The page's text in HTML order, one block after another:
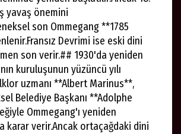
yavaş önemini
son Ommegang **1785
Devrimi ise eski dini
son verir.## 1930'da yeniden
kuruluşunun yüzüncü yılı
uzmanı **Albert Marinus**,
Belediye Başkanı **Adolphe
Ommegang'ı yeniden
karar verir.Ancak ortaçağdaki dini